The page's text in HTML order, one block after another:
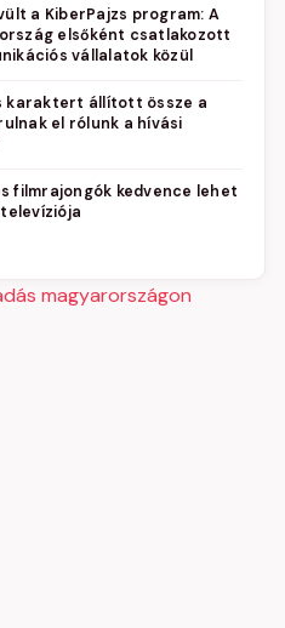
a KiberPajzs program: A
elsőként csatlakozott
vállalatok közül
karaktert állított össze a
el rólunk a hívási
filmrajongók kedvence lehet